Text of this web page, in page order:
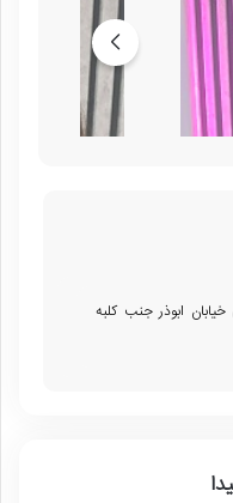
خیابان ابوذر جنب کلبه